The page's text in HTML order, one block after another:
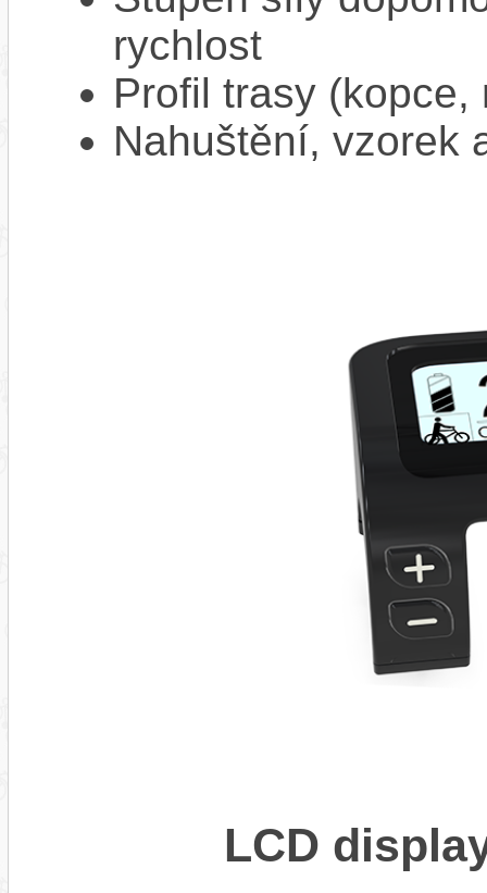
rychlost
Profil trasy
Nahuštění, vzorek
LCD